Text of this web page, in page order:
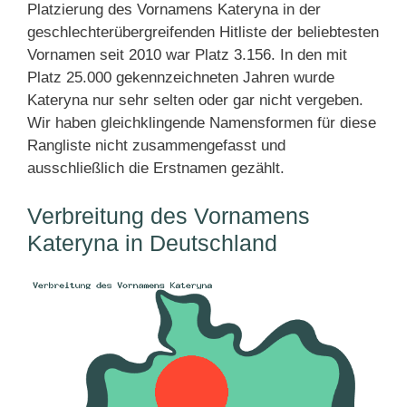
Platzierung des Vornamens Kateryna in der
geschlechterübergreifenden Hitliste der beliebtesten
Vornamen seit 2010 war Platz 3.156. In den mit
Platz 25.000 gekennzeichneten Jahren wurde
Kateryna nur sehr selten oder gar nicht vergeben.
Wir haben gleichklingende Namensformen für diese
Rangliste nicht zusammengefasst und
ausschließlich die Erstnamen gezählt.
Verbreitung des Vornamens
Kateryna in Deutschland